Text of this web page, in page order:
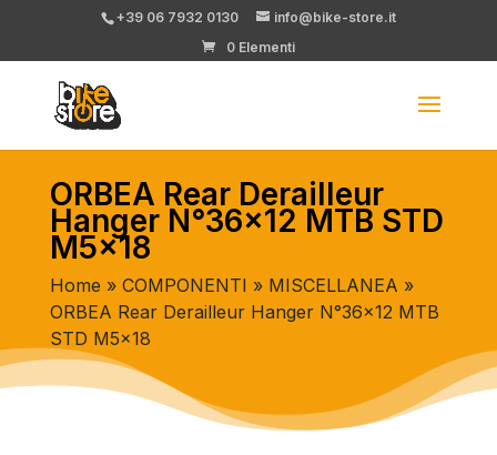
+39 06 7932 0130
info@bike-store.it
0 Elementi
ORBEA Rear Derailleur
Hanger N°36×12 MTB STD
M5x18
Home » COMPONENTI » MISCELLANEA »
ORBEA Rear Derailleur Hanger N°36×12 MTB
STD M5x18